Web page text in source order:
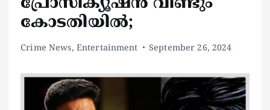
പ്രോസിക്യൂഷൻ വീണ്ടും
കോടതിയിൽ;
Crime News, Entertainment September 26, 2024